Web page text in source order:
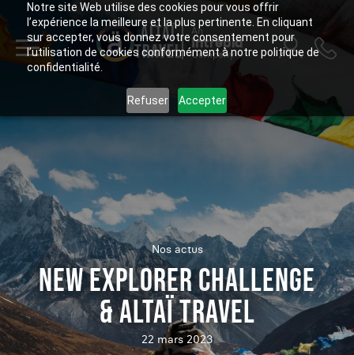
Notre site Web utilise des cookies pour vous offrir
l’expérience la meilleure et la plus pertinente. En cliquant
sur accepter, vous donnez votre consentement pour
l’utilisation de cookies conformément à notre politique de
confidentialité.
Refuser Accepter
ALTAÏ
TRAVEL
An
Intrepid
Company
Nos actus
NEW EXPLORER CHALLENGE
& ALTAÏ TRAVEL
22 mars 2023